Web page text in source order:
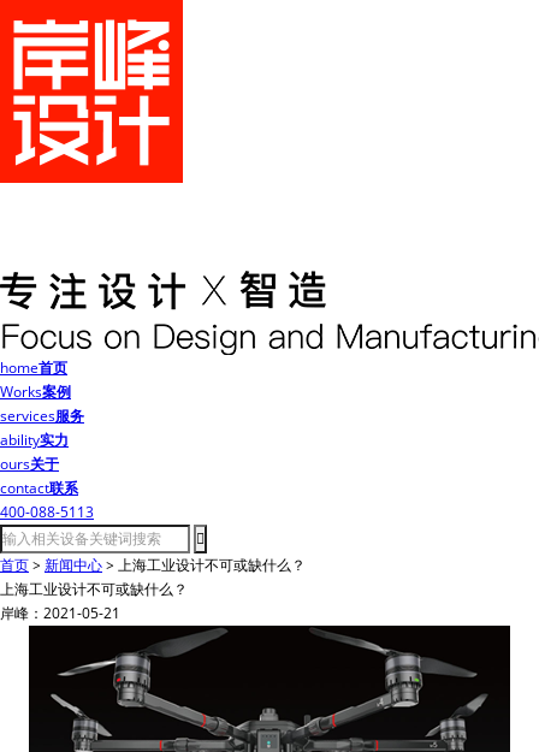
home首页
Works案例
services服务
ability实力
ours关于
contact联系
400-088-5113
首页> 新闻中心> 上海工业设计不可或缺什么？
上海工业设计不可或缺什么？
岸峰：2021-05-21